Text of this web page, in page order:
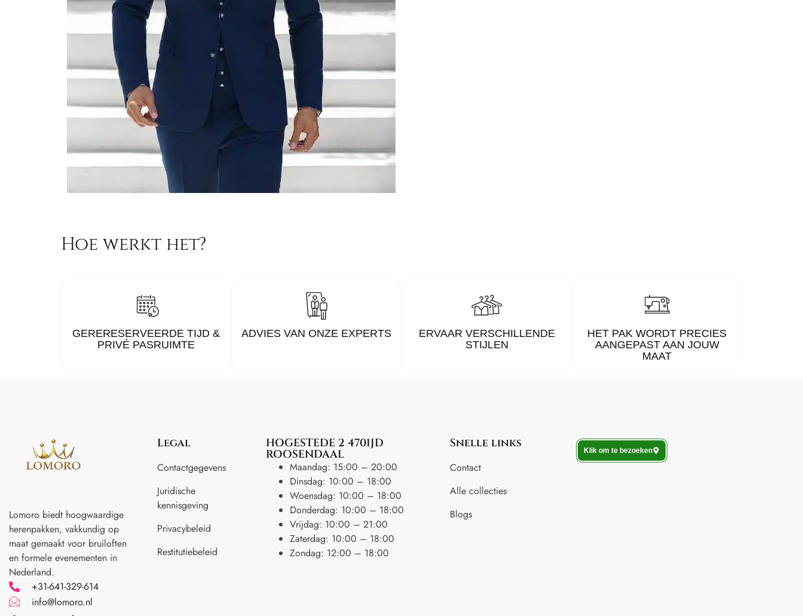
Hoe werkt het?
GERERESERVEERDE TIJD &
PRIVÉ PASRUIMTE
ADVIES VAN ONZE EXPERTS
ERVAAR VERSCHILLENDE
STIJLEN
HET PAK WORDT PRECIES
AANGEPAST AAN JOUW
MAAT
Lomoro biedt hoogwaardige
herenpakken, vakkundig op
maat gemaakt voor bruiloften
en formele evenementen in
Nederland.
+31-641-329-614
info@lomoro.nl
Legal
Contactgegevens
Juridische
kennisgeving
Privacybeleid
Restitutiebeleid
HOGESTEDE 2 4701JD
ROOSENDAAL
Maandag: 15:00 – 20:00
Dinsdag: 10:00 – 18:00
Woensdag: 10:00 – 18:00
Donderdag: 10:00 – 18:00
Vrijdag: 10:00 – 21:00
Zaterdag: 10:00 – 18:00
Zondag: 12:00 – 18:00
Snelle links
Contact
Alle collecties
Blogs
Klik om te bezoeken